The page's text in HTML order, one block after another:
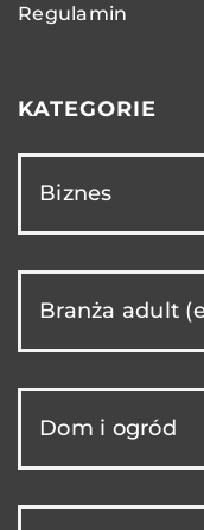
Regulamin
KATEGORIE
Biznes
Branża adult
Dom i ogród